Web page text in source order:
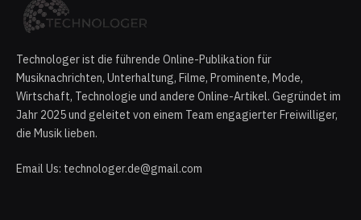
Technologer ist die führende Online-Publikation für
Musiknachrichten, Unterhaltung, Filme, Prominente, Mode,
Wirtschaft, Technologie und andere Online-Artikel. Gegründet im
Jahr 2025 und geleitet von einem Team engagierter Freiwilliger,
die Musik lieben.
Email Us: technologer.de@gmail.com